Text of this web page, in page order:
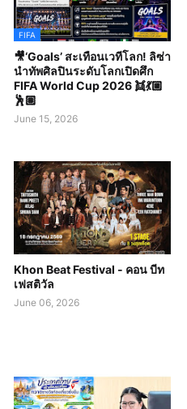
FIFA
🎥‘Goals’ สะเทือนเวทีโลก! ลิซ่า
นำทัพศิลปินระดับโลกเปิดศึก
FIFA World Cup 2026 👯💃🏼
🕺🏽
June 15, 2026
Khon Beat Festival - คอน บีท
เฟสติวัล
June 06, 2026